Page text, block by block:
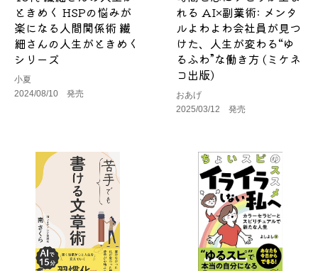
ときめく HSPの悩みが
楽になる人間関係術 繊
細さんの人生がときめく
シリーズ
小夏
2024/08/10 発売
れる AI×副業術: メンタ
ルよわよわ会社員が見つ
けた、人生が変わる“ゆ
るふわ”な働き方 (ミケネ
コ出版)
おあげ
2025/03/12 発売